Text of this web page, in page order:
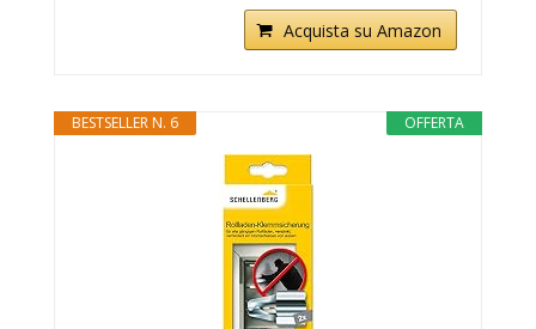
Acquista su Amazon
OFFERTA
BESTSELLER N. 6